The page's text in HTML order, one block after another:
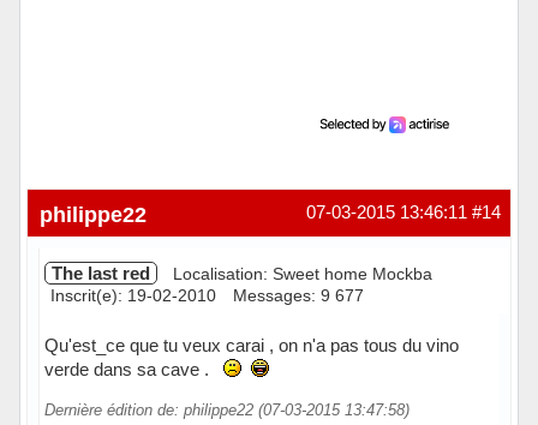
#14
07-03-2015 13:46:11
philippe22
The last red
Localisation: Sweet home Mockba
Inscrit(e): 19-02-2010
Messages: 9 677
Qu'est_ce que tu veux carai , on n'a pas tous du vino
verde dans sa cave .
Dernière édition de: philippe22 (07-03-2015 13:47:58)